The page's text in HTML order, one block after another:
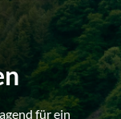
für ein